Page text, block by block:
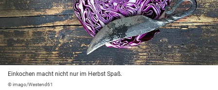
Einkochen macht nicht nur im Herbst Spaß.
© imago/Westend61